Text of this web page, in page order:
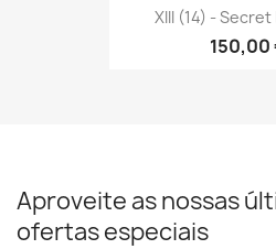
XIII (14) -
150,00
Aproveite as nossas
ofertas especiais